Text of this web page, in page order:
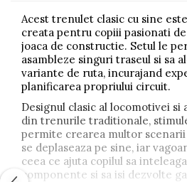
Acest trenulet clasic cu sine
creata pentru copiii pasionati
joaca de constructie. Setul le
asambleze singuri traseul si sa
variante de ruta, incurajand
planificarea propriului circuit.
Designul clasic al locomotivei si
din trenurile traditionale,
permite crearea multor
se deplaseaza pe sine, iar
ceea ce ajuta copilul sa
componente si sa isi dezvolte